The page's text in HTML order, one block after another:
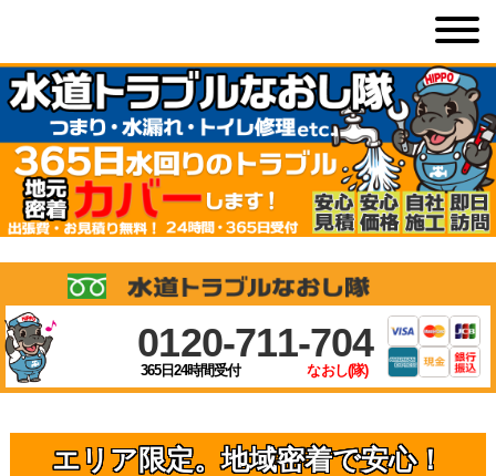
0120-711-704
なおし(隊)
365日24時間受付
エリア限定。地域密着で安心！